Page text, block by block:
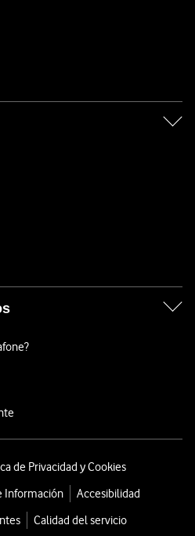
de Privacidad y Cookies
Información
Accesibilidad
Calidad del servicio